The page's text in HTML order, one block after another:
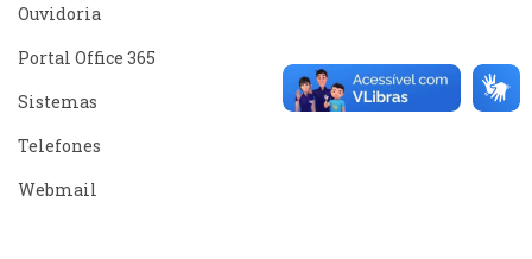
Ouvidoria
Portal Office 365
Sistemas
Telefones
Webmail